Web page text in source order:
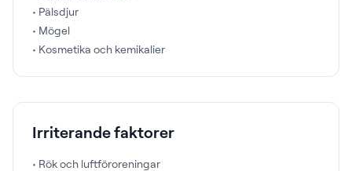
• Pälsdjur
• Mögel
• Kosmetika och kemikalier
Irriterande faktorer
• Rök och luftföroreningar